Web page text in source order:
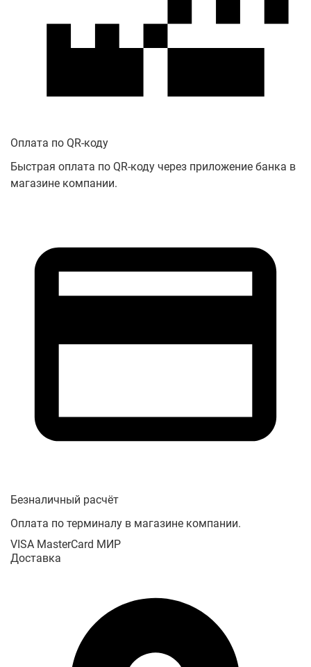
Оплата по QR-коду
Быстрая оплата по QR-коду через приложение банка в
магазине компании.
Безналичный расчёт
Оплата по терминалу в магазине компании.
VISA MasterCard МИР
Доставка